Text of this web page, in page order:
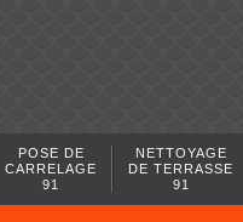
POSE DE
CARRELAGE
91
NETTOYAGE
DE TERRASSE
91